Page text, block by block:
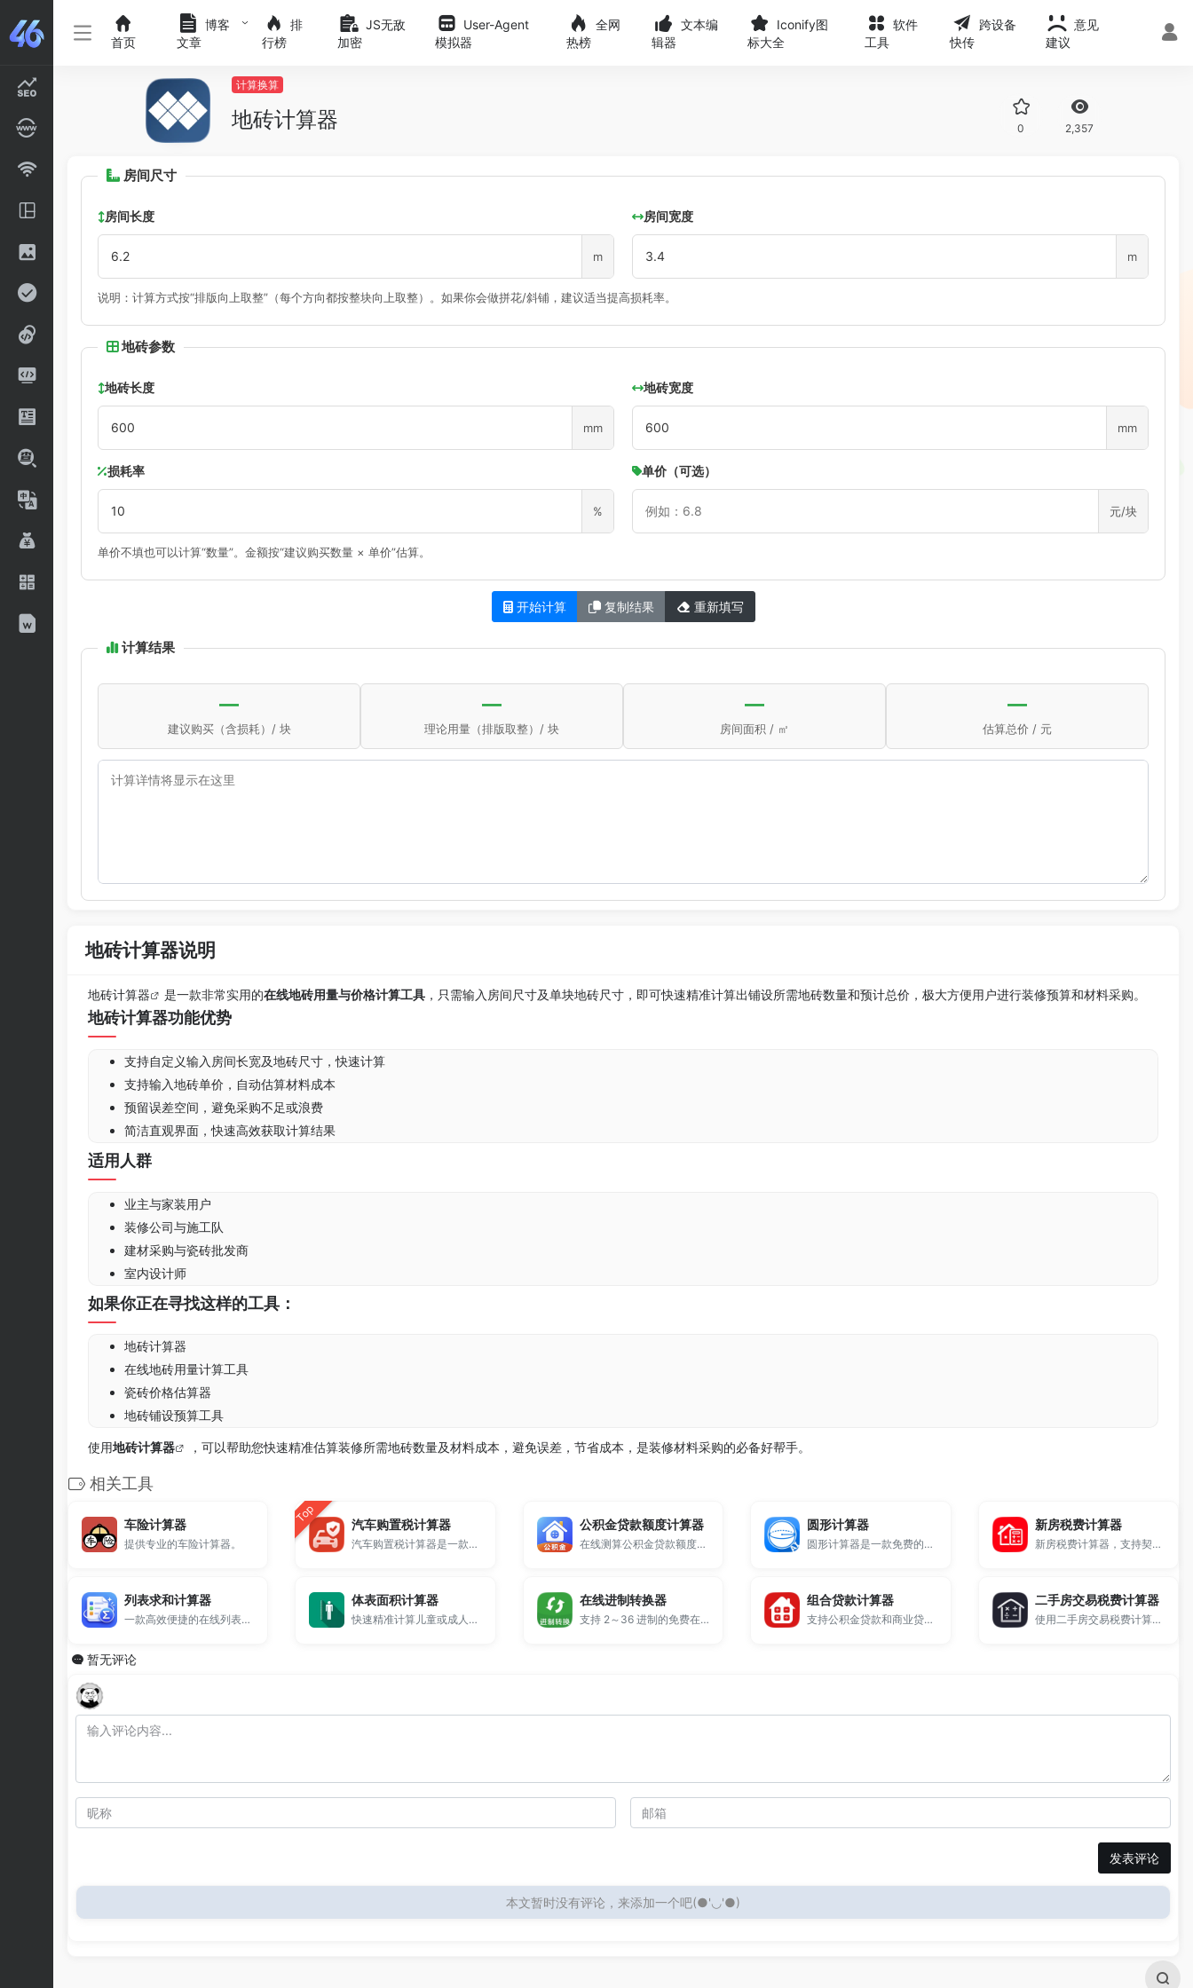
首页
博客
文章
排
行榜
JS无敌
加密
User-Agent
模拟器
全网
热榜
文本编
辑器
Iconify图
标大全
软件
工具
跨设备
快传
意见
建议
计算换算
地砖计算器 0 2,357
房间尺寸
房间长度
m
房间宽度
m
说明：计算方式按“排版向上取整”（每个方向都按整块向上取整）。如果你会做拼花/斜铺，建议适当提高损耗率。
地砖参数
地砖长度
mm
地砖宽度
mm
损耗率
%
单价（可选）
元/块
单价不填也可以计算“数量”。金额按“建议购买数量 × 单价”估算。
开始计算 复制结果 重新填写
计算结果
—
建议购买（含损耗）/ 块
—
理论用量（排版取整）/ 块
—
房间面积 / ㎡
—
估算总价 / 元
地砖计算器说明
地砖计算器 是一款非常实用的在线地砖用量与价格计算工具 ，只需输入房间尺寸及单块地砖尺寸，即可快速精准计算出铺设所需地砖数量和预计总价，极大方便用户进行装修预算和材料采购。
地砖计算器功能优势
支持自定义输入房间长宽及地砖尺寸，快速计算
支持输入地砖单价，自动估算材料成本
预留误差空间，避免采购不足或浪费
简洁直观界面，快速高效获取计算结果
适用人群
业主与家装用户
装修公司与施工队
建材采购与瓷砖批发商
室内设计师
如果你正在寻找这样的工具：
地砖计算器
在线地砖用量计算工具
瓷砖价格估算器
地砖铺设预算工具
使用地砖计算器 ，可以帮助您快速精准估算装修所需地砖数量及材料成本，避免误差，节省成本，是装修材料采购的必备好帮手。
相关工具
车险计算器
提供专业的车险计算器。
Top 汽车购置税计算器
汽车购置税计算器是一款免费在线工具，支持快速计算新车购置税金额，自动根据最新税率进行精准计算。
公积金贷款额度计算器
在线测算公积金贷款额度，输入缴存金额、比例、年限等信息，快速计算可贷额度，适用于购房贷款和房贷规划。
圆形计算器
圆形计算器是一款免费的在线几何计算工具，支持快速计算圆的面积和周长。
新房税费计算器
新房税费计算器，支持契税、维修基金等购房费用一键计算，输入房价与面积即可快速得出总费用，适合买房前预算与成本分析，帮助你清楚了解买房需要交哪些税，免费在线使用。
列表求和计算器
一款高效便捷的在线列表求和计算器，支持多种分隔符格式（换行、逗号、空格、Tab），自动排除空行与非法字符，适合处理表格数据、日志统计、批量数据求和等场景。
体表面积计算器
快速精准计算儿童或成人的身体表面积。
在线进制转换器
支持 2～36 进制的免费在线进制转换工具。输入数字后可在二进制、八进制、十进制、十六进制等进制间即时换算，大整数采用高精度计算，适合学习、开发与日常换算。
组合贷款计算器
支持公积金贷款和商业贷款同时计算，输入贷款金额、利率和期限即可快速计算组合贷款月供、利息总额及还款明细。
二手房交易税费计算器
使用二手房交易税费计算器，快速计算二手房买卖过程中产生的契税、个税、增值税、印花税等税费明细。支持普通住宅/非普通住宅、唯一住房等情况，结果精准，适用于全国各地房产交易场景。
暂无评论
发表评论
本文暂时没有评论，来添加一个吧(●'◡'●)